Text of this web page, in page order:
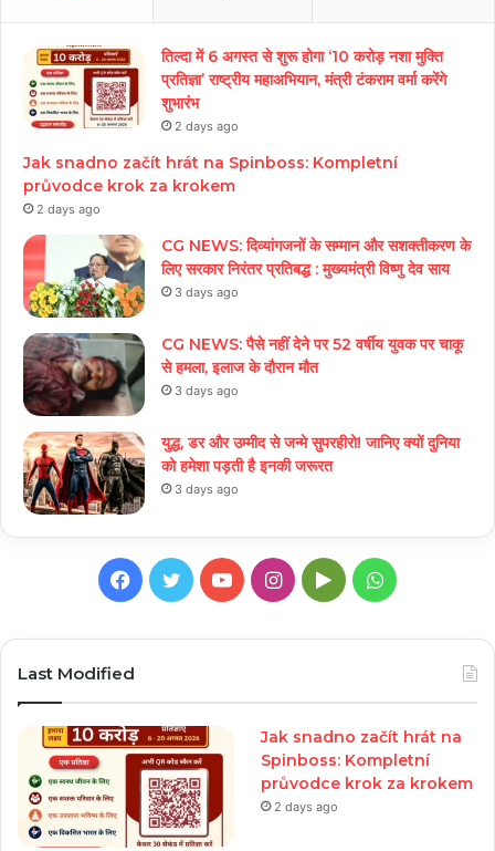
तिल्दा में 6 अगस्त से शुरू होगा ‘10 करोड़ नशा मुक्ति
प्रतिज्ञा’ राष्ट्रीय महाअभियान, मंत्री टंकराम वर्मा करेंगे
शुभारंभ
2 days ago
Jak snadno začít hrát na Spinboss: Kompletní
průvodce krok za krokem
2 days ago
CG NEWS: दिव्यांगजनों के सम्मान और सशक्तीकरण के
लिए सरकार निरंतर प्रतिबद्ध : मुख्यमंत्री विष्णु देव साय
3 days ago
CG NEWS: पैसे नहीं देने पर 52 वर्षीय युवक पर चाकू
से हमला, इलाज के दौरान मौत
3 days ago
युद्ध, डर और उम्मीद से जन्मे सुपरहीरो! जानिए क्यों दुनिया
को हमेशा पड़ती है इनकी जरूरत
3 days ago
Facebook
TwitterYouTubeInstagram
GoogleWhatsApp
Last Modified
Jak snadno začít hrát na
Spinboss: Kompletní
průvodce krok za krokem
2 days ago